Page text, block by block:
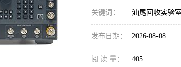
关键词： 汕尾回收实验
发布日期： 2026-08-08
阅 读 量： 405